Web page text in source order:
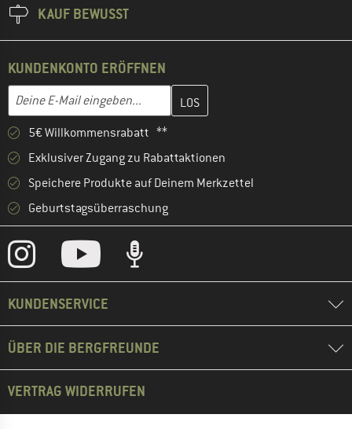
KAUF BEWUSST
KUNDENKONTO ERÖFFNEN
E-Mail-Adresse
Gib hier deine E-Mail-Adresse ein und erstelle im nächsten
5€ Willkommensrabatt **
Exklusiver Zugang zu Rabattaktionen
Speichere Produkte auf Deinem Merkzettel
Geburtstagsüberraschung
KUNDENSERVICE
ÜBER DIE BERGFREUNDE
VERTRAG WIDERRUFEN